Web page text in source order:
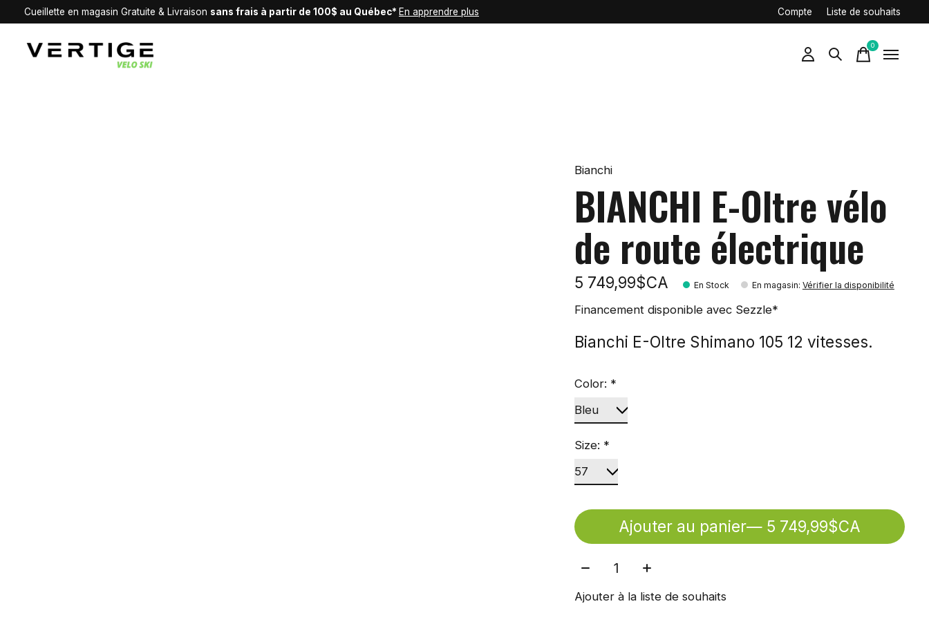
Cueillette en magasin Gratuite & Livraison sans frais à partir de 100$ au Québec* En apprendre plus Compte Liste de souhaits
0items
Bianchi
BIANCHI E-Oltre vélo
de route électrique
5 749,99$CA En Stock En magasin: Vérifier la disponibilité
Financement disponible avec Sezzle*
Bianchi E-Oltre Shimano 105 12 vitesses.
Color: *
Size: *
Ajouter au panier
— 5 749,99$CA
Quantité:
Ajouter à la liste de souhaits